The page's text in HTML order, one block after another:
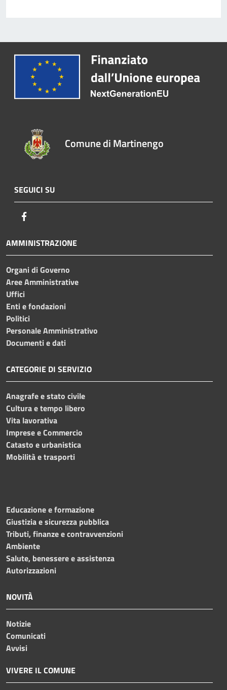
Comune di Martinengo
SEGUICI SU
AMMINISTRAZIONE
Organi di Governo
Aree Amministrative
Uffici
Enti e fondazioni
Politici
Personale Amministrativo
Documenti e dati
CATEGORIE DI SERVIZIO
Anagrafe e stato civile
Cultura e tempo libero
Vita lavorativa
Imprese e Commercio
Catasto e urbanistica
Mobilità e trasporti
Educazione e formazione
Giustizia e sicurezza pubblica
Tributi, finanze e contravvenzioni
Ambiente
Salute, benessere e assistenza
Autorizzazioni
NOVITÀ
Notizie
Comunicati
Avvisi
VIVERE IL COMUNE